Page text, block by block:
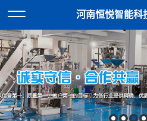
河南恒悦智能科